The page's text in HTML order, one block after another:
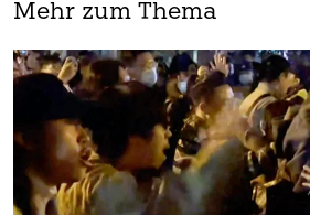
Mehr zum Thema